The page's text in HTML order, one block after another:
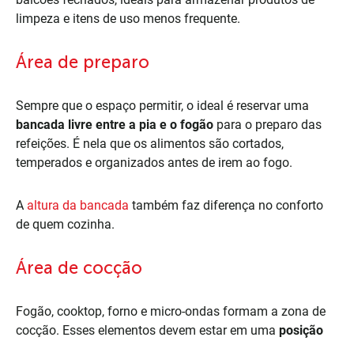
limpeza e itens de uso menos frequente.
Área de preparo
Sempre que o espaço permitir, o ideal é reservar uma
bancada livre entre a pia e o fogão para o preparo das
refeições. É nela que os alimentos são cortados,
temperados e organizados antes de irem ao fogo.
A altura da bancada também faz diferença no conforto
de quem cozinha.
Área de cocção
Fogão, cooktop, forno e micro-ondas formam a zona de
cocção. Esses elementos devem estar em uma posição